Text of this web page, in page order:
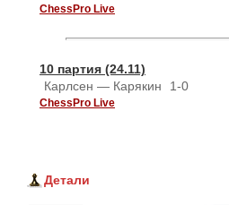
ChessPro Live
10 партия (24.11)
Карлсен — Карякин
1-0
ChessPro Live
Детали